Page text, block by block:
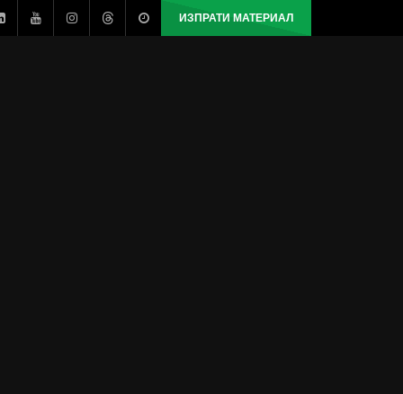
ИЗПРАТИ МАТЕРИАЛ